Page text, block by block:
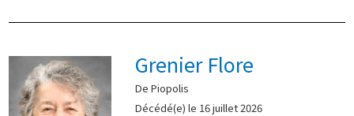
Grenier Flore
De Piopolis
Décédé(e) le 16 juillet 2026